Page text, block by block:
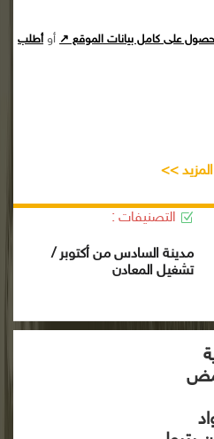
على كامل بيانات الموقع ↗ أوأطلب
المزيد >>
التصنيفات :
مدينة السادس من أكتوبر /
تشغيل المعادن